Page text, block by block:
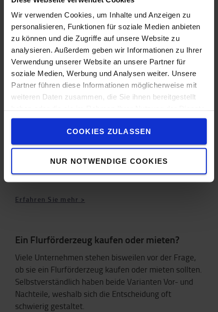
Wir verwenden Cookies, um Inhalte und Anzeigen zu
personalisieren, Funktionen für soziale Medien anbieten
zu können und die Zugriffe auf unsere Website zu
analysieren. Außerdem geben wir Informationen zu Ihrer
Verwendung unserer Website an unsere Partner für
soziale Medien, Werbung und Analysen weiter. Unsere
Partner führen diese Informationen möglicherweise mit
weiteren Daten zusammen, die Sie ihnen bereitgestellt
gesammelt haben.
COOKIES ZULASSEN
NUR NOTWENDIGE COOKIES
Synergien für die Logistik- und Baubranche
Seit August 2021 machen die Toyota Material
Handling Schweiz AG und die UP Group gemeinsame
Sache
Erfahren Sie mehr >
Auch wenn Ihr Lagerbetrieb reibungslos läuft und Sie
kann es vorkommen, dass Sie für die Bewältigung
von Nachfragespitzen etwas zusätzliche
Unterstützung benötigen.
Erfahren Sie mehr >
Ein Flurförderzeug kaufen oder mieten?
Viele Unternehmen stehen bisweilen vor der Frage,
ob sie ein Flurförderzeug kaufen oder mieten sollten.
Selbstverständlich haben beide Varianten Vor- und
Nachteile, weshalb sich die Entscheidung oft
schwierig gestaltet.